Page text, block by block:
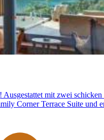
mit zwei
Corner Terrace Suite und